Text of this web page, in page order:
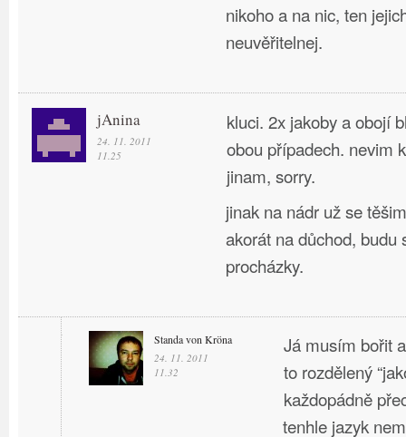
nikoho a na nic, ten
neuvěřitelnej.
jAnina
24. 11. 2011
11.25
kluci. 2x jakoby a obojí
obou případech. nevim
jinam, sorry.
jinak na nádr už se
akorát na důchod, budu
procházky.
Standa von Kröna
24. 11. 2011
11.32
Já musím bořit
to rozdělený
každopádně
tenhle jazyk